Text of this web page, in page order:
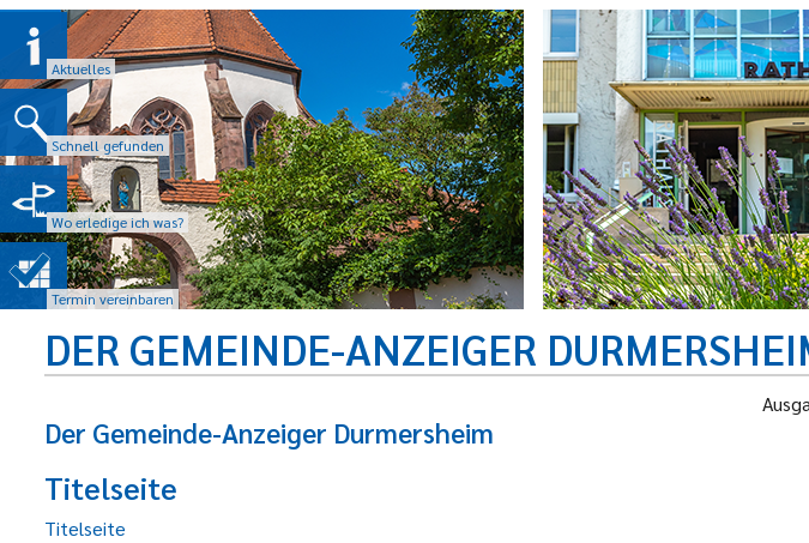
Aktuelles
Schnell gefunden
Wo erledige ich was?
Termin vereinbaren
DER GEMEINDE-ANZEIGER
Der Gemeinde-Anzeiger Durmersheim
Titelseite
Titelseite